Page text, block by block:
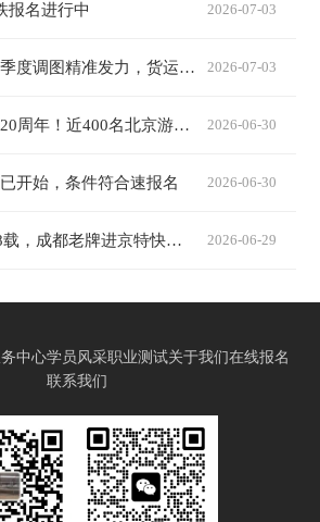
报名进行中 2026-07-03
成都局集团公司三季度调图精准发力，货运班列提质扩容激活西南物流新动能 2026-07-03
青藏铁路全线通车20周年！近400名北京游客搭乘“京藏号”出发 2026-06-30
开始，条件符合速报名 2026-06-30
再见，T8！运行48载，成都老牌进京特快今日最后一次发车，返程后将更换全新车体 2026-06-29
中心学员风采职业测试关于我们在线报名
联系我们